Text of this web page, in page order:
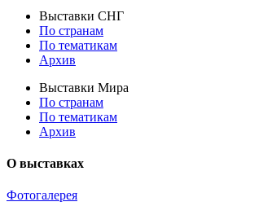
Выставки СНГ
По странам
По тематикам
Архив
Выставки Мира
По странам
По тематикам
Архив
О выставках
Фотогалерея